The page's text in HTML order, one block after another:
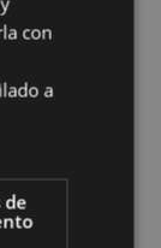
todo?
Alicia
espacio
y actrices,
de una
crítico
con
a
de